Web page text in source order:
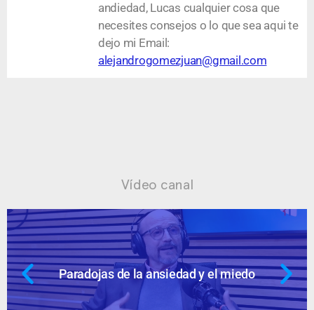
andiedad, Lucas cualquier cosa que
necesites consejos o lo que sea aqui te
dejo mi Email:
alejandrogomezjuan@gmail.com
Vídeo canal
y el miedo Ansiedad: supuestos